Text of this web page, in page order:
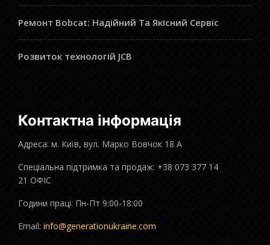
Ремонт Bobcat: Надійний Та Якісний Сервіс
Розвиток технологій JCB
Контактна інформація
Адреса: м. Київ, вул. Марко Вовчок 18 А
Спеціальна підтримка та продаж: +38 073 377 14
21 ОФІС
Години праці: Пн-Пт 9:00-18:00
Email: info@generationukraine.com